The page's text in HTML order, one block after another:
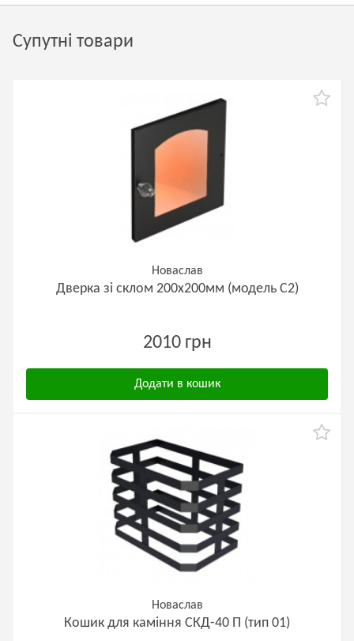
Супутні товари
Новаслав
Дверка зі склом 200х200мм (модель С2)
2010 грн
Додати в кошик
Новаслав
Кошик для каміння СКД-40 П (тип 01)